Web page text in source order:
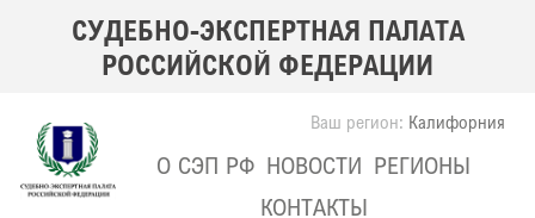
СУДЕБНО-ЭКСПЕРТНАЯ ПАЛАТА
РОССИЙСКОЙ ФЕДЕРАЦИИ
Ваш регион: Калифорния
О СЭП РФ НОВОСТИ РЕГИОНЫ
КОНТАКТЫ